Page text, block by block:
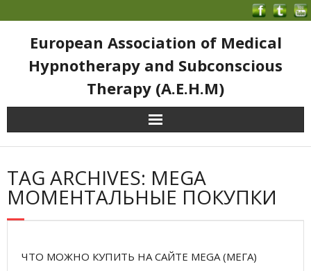
European Association of Medical
Hypnotherapy and Subconscious
Therapy (A.E.H.M)
TAG ARCHIVES: MEGA
МОМЕНТАЛЬНЫЕ ПОКУПКИ
ЧТО МОЖНО КУПИТЬ НА САЙТЕ MEGA (МЕГА)